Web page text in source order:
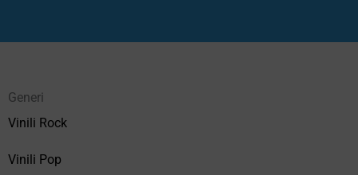
Generi
Vinili Rock
Vinili Pop